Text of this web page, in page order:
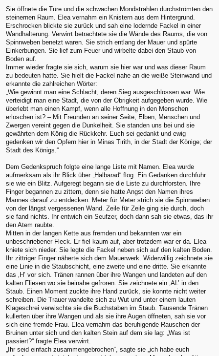
Sie öffnete die Türe und die schwachen Mondstrahlen durchströmten den
steinernen Raum. Elea vernahm ein Knistern aus dem Hintergrund.
Erschrocken blickte sie zurück und sah eine lodernde Fackel in einer
Wandhalterung. Verwirrt betrachtete sie die Wände des Raums, die von
Spinnweben benetzt waren. Sie strich entlang der Mauer und spürte
Einkerbungen. Sie lief zum Feuer und wirbelte dabei den Staub von
Boden auf.
Immer wieder fragte sie sich, warum sie hier war und was dieser Raum
zu bedeuten hatte. Sie hielt die Fackel nahe an die weiße Steinwand und
erkannte die zahlreichen Wörter:
„Wie gewinnt man eine Schlacht, deren Sieg ausgeschlossen war. Wie
verteidigt man eine Stadt, die von der Obrigkeit aufgegeben wurde. Wie
überlebt man einen Kampf, wenn alle Hoffnung in den Menschen
erloschen ist? – Mit Freunden an seiner Seite, Elben, Menschen und
Zwergen vereint gegen die Dunkelheit. Sie standen uns bei und sie
gewährten dem König die Rückkehr. Euch sei gedankt und ewig
gedenken wir den Opfern hier in Minas Tirith, in der Stadt der Könige; der
Stadt des Königs.“
Dem Gedenkspruch folgte eine lange Liste mit Namen. Elea wurde
aufmerksam als ihr Blick über „Halbarad“ flog. Ein Gedanken durchfuhr
sie wie ein Blitz. Aufgeregt begann sie die Liste zu durchforsten. Ihre
Finger begannen zu zittern, denn sie hatte Angst den Namen ihres
Mannes darauf zu entdecken. Meter für Meter strich sie die Spinnweben
von der längst vergessenen Wand. Zeile für Zeile ging sie durch, doch
sie fand nichts. Ihr entwich ein Seufzer, doch dann sah sie etwas, das ihr
den Atem raubte.
Mitten in der langen Kette aus fremden und bekannten war ein
unbeschriebener Fleck. Er fiel kaum auf, aber trotzdem war er da. Elea
kniete sich nieder. Sie legte die Fackel neben sich auf den kalten Boden.
Ihr zittriger Finger näherte sich dem Mauerwerk. Widerwillig zeichnete sie
eine Linie in die Staubschicht, eine zweite und eine dritte. Sie erkannte
das ‚H’ vor sich. Tränen rannen über ihre Wangen und landeten auf den
kalten Fliesen wo sie beinahe gefroren. Sie zeichnete ein ‚AL’ in den
Staub. Einen Moment zuckte ihre Hand zurück, sie konnte nicht weiter
schreiben. Die Trauer wandelte sich zu Wut und unter einem lauten
Klageschrei verwischte sie die Buchstaben im Staub. Tausende Tränen
kullerten über ihre Wangen und als sie ihre Augen öffneten, sah sie vor
sich eine fremde Frau. Elea vernahm das beruhigende Rauschen der
Bruinen unter sich und den kalten Stein auf dem sie lag: „Was ist
passiert?“ fragte Elea verwirrt.
„Ihr seid einfach zusammengebrochen“, sagte sie „ich habe euch